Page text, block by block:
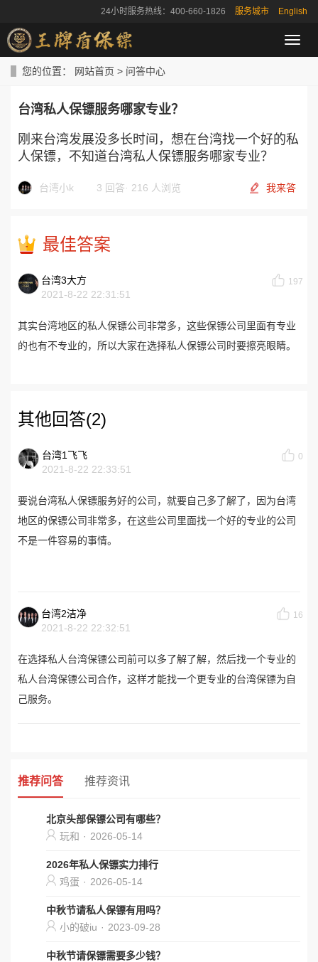
24小时服务热线：400-660-1826 服务城市 English
导
航
您的位置： 网站首页 > 问答中心
台湾私人保镖服务哪家专业？
刚来台湾发展没多长时间，想在台湾找一个好的私
人保镖，不知道台湾私人保镖服务哪家专业？
台湾小k 3 回答· 216 人浏览 我来答
最佳答案
台湾3大方
2021-8-22 22:31:51
197
其实台湾地区的私人保镖公司非常多，这些保镖公司里面有专业
的也有不专业的，所以大家在选择私人保镖公司时要擦亮眼睛。
其他回答(2)
台湾1飞飞
2021-8-22 22:33:51
0
要说台湾私人保镖服务好的公司，就要自己多了解了，因为台湾
地区的保镖公司非常多，在这些公司里面找一个好的专业的公司
不是一件容易的事情。
台湾2洁净
2021-8-22 22:32:51
16
在选择私人台湾保镖公司前可以多了解了解，然后找一个专业的
私人台湾保镖公司合作，这样才能找一个更专业的台湾保镖为自
己服务。
推荐问答 推荐资讯
北京头部保镖公司有哪些？
玩和 · 2026-05-14
2026年私人保镖实力排行
鸡蛋 · 2026-05-14
中秋节请私人保镖有用吗？
小的破iu · 2023-09-28
中秋节请保镖需要多少钱？